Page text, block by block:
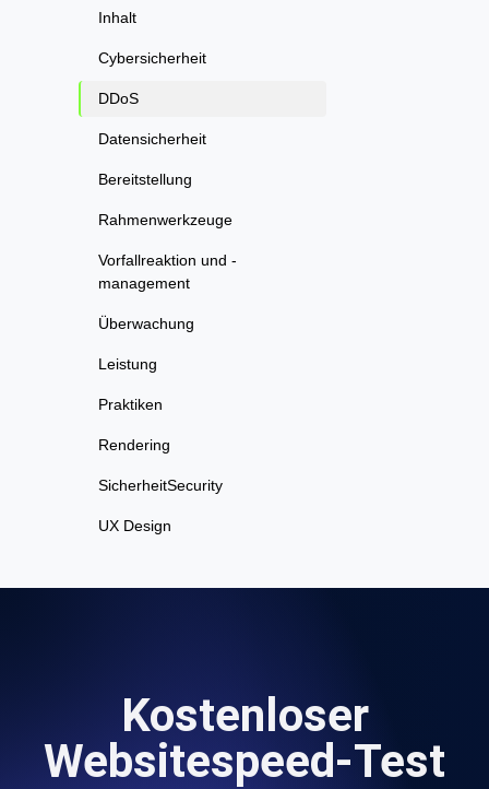
Inhalt
Cybersicherheit
DDoS
Datensicherheit
Bereitstellung
Rahmenwerkzeuge
Vorfallreaktion und -
management
Überwachung
Leistung
Praktiken
Rendering
SicherheitSecurity
UX Design
Kostenloser
Websitespeed-Test